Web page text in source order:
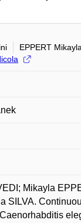
EPPERT Mikayla
Mikayla
SILVA.